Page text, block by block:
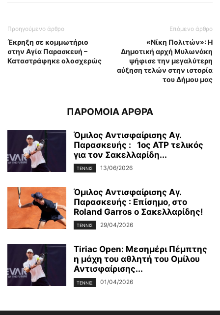
Προηγούμενο άρθρο
Έκρηξη σε κομμωτήριο
στην Αγία Παρασκευή –
Καταστράφηκε ολοσχερώς
Επόμενο άρθρο
«Νίκη Πολιτών»: Η
Δημοτική αρχή Μυλωνάκη
ψήφισε την μεγαλύτερη
αύξηση τελών στην ιστορία
του Δήμου μας
ΠΑΡΟΜΟΙΑ ΑΡΘΡΑ
Όμιλος Αντισφαίρισης Αγ.
Παρασκευής : 1ος ΑΤΡ τελικός
για τον Σακελλαρίδη...
ΤΕΝΝΙΣ 13/06/2026
Όμιλος Αντισφαίρισης Αγ.
Παρασκευής : Επίσημο, στο
Roland Garros o Σακελλαρίδης!
ΤΕΝΝΙΣ 29/04/2026
Tiriac Open: Μεσημέρι Πέμπτης
η μάχη του αθλητή του Ομίλου
Αντισφαίρισης...
ΤΕΝΝΙΣ 01/04/2026